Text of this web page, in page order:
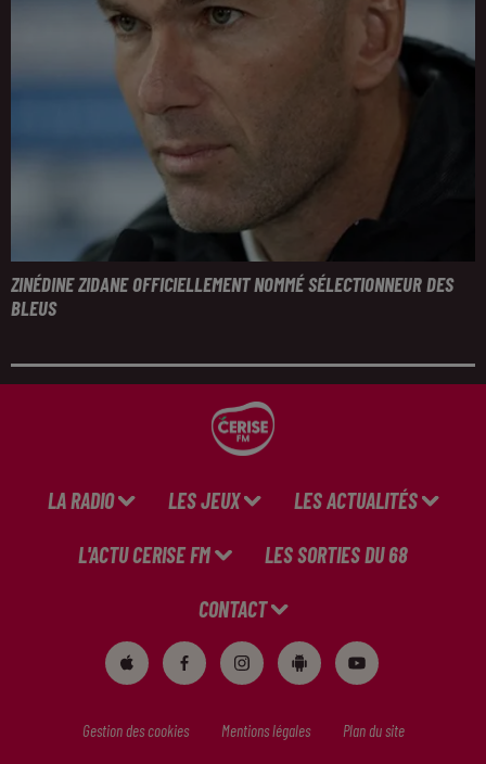
ZINÉDINE ZIDANE OFFICIELLEMENT NOMMÉ SÉLECTIONNEUR DES
BLEUS
LA RADIO LES JEUX LES ACTUALITÉS
L'ACTU CERISE FM LES SORTIES DU 68
CONTACT
Gestion des cookies Mentions légales Plan du site